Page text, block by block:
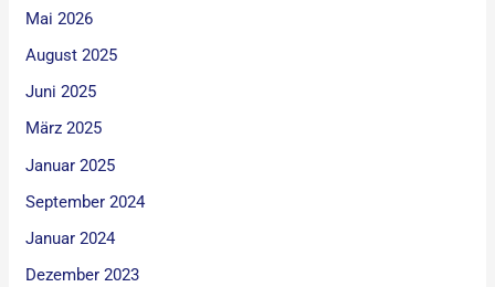
Mai 2026
August 2025
Juni 2025
März 2025
Januar 2025
September 2024
Januar 2024
Dezember 2023